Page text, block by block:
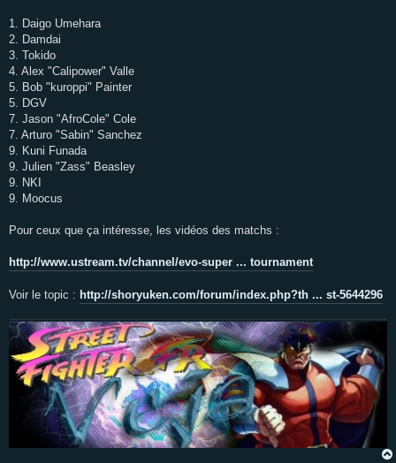
1. Daigo Umehara
2. Damdai
3. Tokido
4. Alex "Calipower" Valle
5. Bob "kuroppi" Painter
5. DGV
7. Jason "AfroCole" Cole
7. Arturo "Sabin" Sanchez
9. Kuni Funada
9. Julien "Zass" Beasley
9. NKI
9. Moocus
Pour ceux que ça intéresse, les vidéos des matchs :
http://www.ustream.tv/channel/evo-super ... tournament
Voir le topic : http://shoryuken.com/forum/index.php?th ... st-5644296